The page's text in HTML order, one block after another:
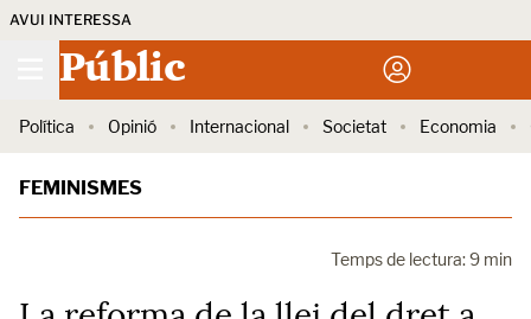
AVUI INTERESSA
Públic
Política Opinió Internacional Societat Economia
FEMINISMES
Temps de lectura: 9 min